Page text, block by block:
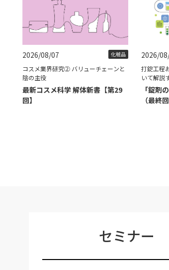
2026/08/07 化粧品
コスメ業界研究② バリューチェーンと
陰の主役
最新コスメ科学 解体新書【第29
回】
2026/
打錠工程
いて解説
「錠剤
（最終回
セミナー